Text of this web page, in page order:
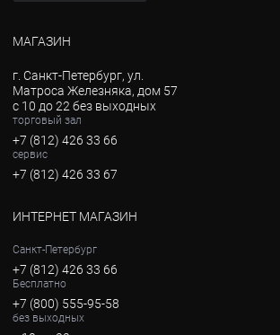
МАГАЗИН
г. Санкт-Петербург, ул.
Матроса Железняка, дом 57
с 10 до 22 без выходных
торговый зал
+7 (812) 426 33 66
сервис
+7 (812) 426 33 67
ИНТЕРНЕТ МАГАЗИН
Санкт-Петербург
+7 (812) 426 33 66
Бесплатно
+7 (800) 555-95-58
без выходных